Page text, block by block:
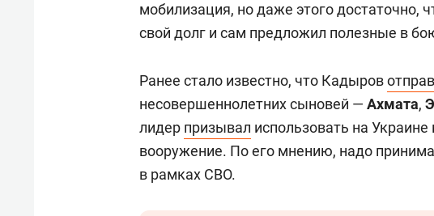
мобилизация, но даже этого
свой долг и сам предложил полезные в
Ранее стало известно, что Кадыров
несовершеннолетних сыновей — Ахмата,
лидер призывал использовать на
вооружение. По его мнению, надо
в рамках СВО.